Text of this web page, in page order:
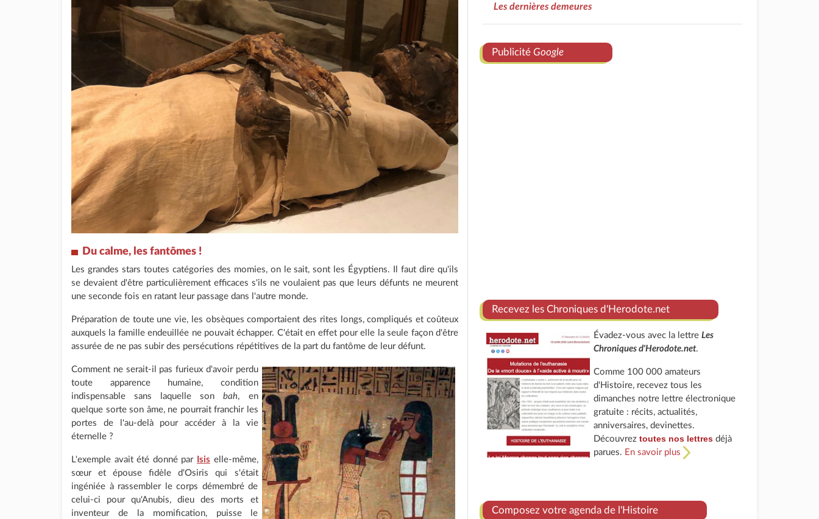
Du calme, les fantômes !
Les grandes stars toutes catégories des momies, on le sait, sont les Égyptiens. Il faut dire qu'ils
se devaient d'être particulièrement efficaces s'ils ne voulaient pas que leurs défunts ne meurent
une seconde fois en ratant leur passage dans l'autre monde.
Préparation de toute une vie, les obsèques comportaient des rites longs, compliqués et coûteux
auxquels la famille endeuillée ne pouvait échapper. C'était en effet pour elle la seule façon d'être
assurée de ne pas subir des persécutions répétitives de la part du fantôme de leur défunt.
Comment ne serait-il pas furieux d'avoir perdu
toute apparence humaine, condition
indispensable sans laquelle sonbah, en
quelque sorte son âme, ne pourrait franchir les
portes de l'au-delà pour accéder à la vie
éternelle ?
L'exemple avait été donné par Isis elle-même,
sœur et épouse fidèle d'Osiris qui s'était
ingéniée à rassembler le corps démembré de
celui-ci pour qu'Anubis, dieu des morts et
inventeur de la momification, puisse le
Les dernières demeures
Publicité Google
Recevez les Chroniques d'Herodote.net
Évadez-vous avec la lettreLes
Chroniques d'Herodote.net.
Comme 100 000 amateurs
d'Histoire, recevez tous les
dimanches notre lettre électronique
gratuite : récits, actualités,
anniversaires, devinettes.
Découvreztoutes nos lettres déjà
parues. En savoir plus
Composez votre agenda de l'Histoire